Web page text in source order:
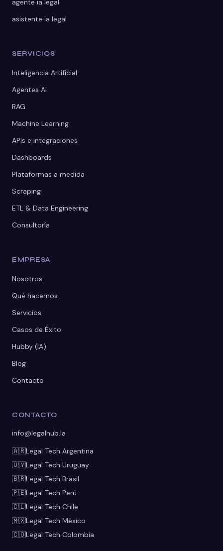
agente ia legal
asistente ia legal
SERVICIOS
Inteligencia Artificial
Agentes AI
RAG
Machine Learning
APIs e integraciones
Dashboards
Plataformas a medida
Scraping
ETL & Data Engineering
Consultoría
EMPRESA
Nosotros
Qué hacemos
Servicios
Casos de Éxito
Hubby (IA)
Blog
Contacto
CONTACTO
info@legalhub.la
🇦🇷Legal Tech Argentina
🇺🇾Legal Tech Uruguay
🇧🇷Legal Tech Brasil
🇵🇪Legal Tech Perú
🇨🇱Legal Tech Chile
🇲🇽Legal Tech México
🇨🇴Legal Tech Colombia